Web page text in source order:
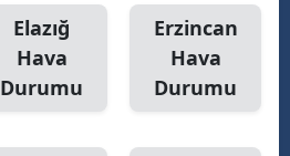
Elazığ
Hava
Durumu
Erzincan
Hava
Durumu